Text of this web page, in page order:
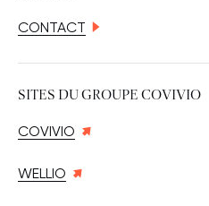
CONTACT
SITES DU GROUPE COVIVIO
COVIVIO
WELLIO